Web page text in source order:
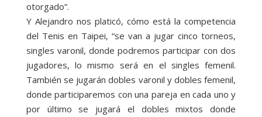
otorgado”.
Y Alejandro nos platicó, cómo está la competencia
del Tenis en Taipei, “se van a jugar cinco torneos,
singles varonil, donde podremos participar con dos
jugadores, lo mismo será en el singles femenil.
También se jugarán dobles varonil y dobles femenil,
donde participaremos con una pareja en cada uno y
por último se jugará el dobles mixtos donde